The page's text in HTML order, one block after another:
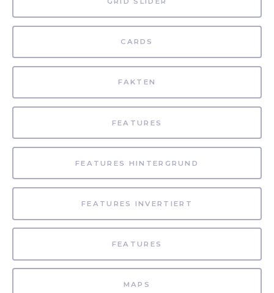
CARDS
FAKTEN
FEATURES
FEATURES HINTERGRUND
FEATURES INVERTIERT
FEATURES
MAPS